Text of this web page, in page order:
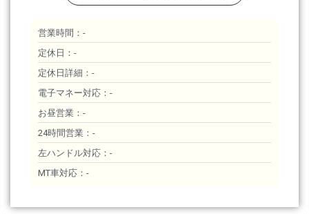
営業時間：-
定休日：-
定休日詳細：-
電子マネー対応：-
お昼営業：-
24時間営業：-
左ハンドル対応：-
MT車対応：-